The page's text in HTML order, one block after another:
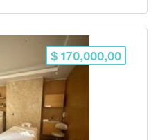
$ 170,000,00